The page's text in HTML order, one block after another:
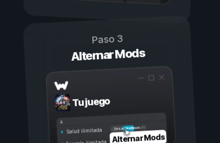
Paso 3
Alternar Mods
Tu juego
Activado
Desactivado
Salud ilimitada
Alternar Mods